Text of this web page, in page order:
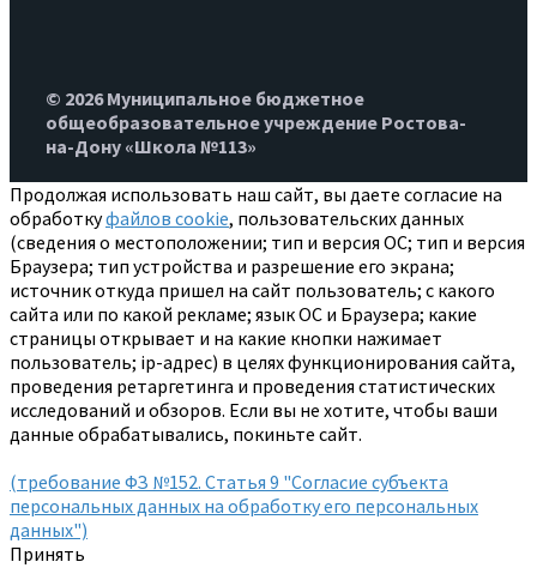
© 2026 Муниципальное бюджетное
общеобразовательное учреждение Ростова-
на-Дону «Школа №113»
Продолжая использовать наш сайт, вы даете согласие на
обработкуфайлов cookie, пользовательских данных
(сведения о местоположении; тип и версия ОС; тип и версия
Браузера; тип устройства и разрешение его экрана;
источник откуда пришел на сайт пользователь; с какого
сайта или по какой рекламе; язык ОС и Браузера; какие
страницы открывает и на какие кнопки нажимает
пользователь; ip-адрес) в целях функционирования сайта,
проведения ретаргетинга и проведения статистических
исследований и обзоров. Если вы не хотите, чтобы ваши
данные обрабатывались, покиньте сайт.
(требование ФЗ №152. Статья 9 "Согласие субъекта
персональных данных на обработку его персональных
данных")
Принять